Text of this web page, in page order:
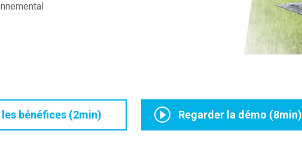
bénéfices (2min) Regarder la démo (8min)